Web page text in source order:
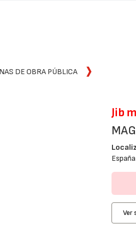
DE OBRA PÚBLICA
Jib
Ver